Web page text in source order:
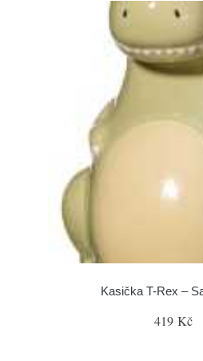
Kasička T-Rex –
419 Kč